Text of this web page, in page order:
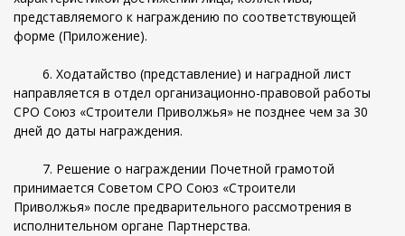
представляемого к награждению по соответствующей
форме (Приложение).
6. Ходатайство (представление) и наградной лист
направляется в отдел организационно-правовой работы
СРО Союз «Строители Приволжья» не позднее чем за 30
дней до даты награждения.
7. Решение о награждении Почетной грамотой
принимается Советом СРО Союз «Строители
Приволжья» после предварительного рассмотрения в
исполнительном органе Партнерства.